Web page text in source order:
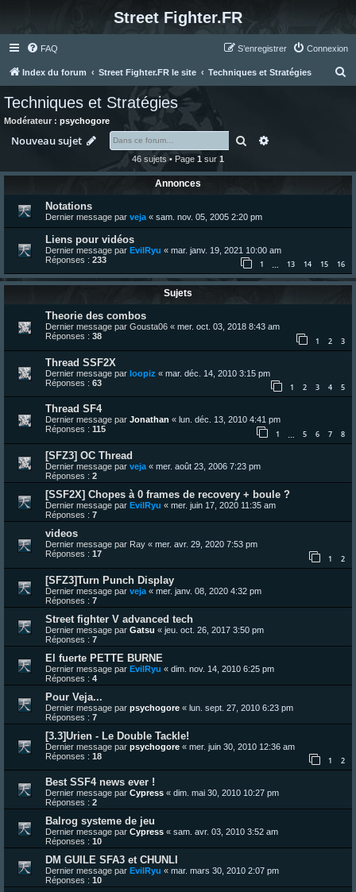
Street Fighter.FR
FAQ Connexion
S’enregistrer
Index du forum Street Fighter.FR le site Techniques et Stratégies
Techniques et Stratégies
Modérateur : psychogore
Nouveau sujet Rechercher
46 sujets • Page 1 sur 1
Annonces
Notations
Dernier message par veja « sam. nov. 05, 2005 2:20 pm
Liens pour vidéos
Dernier message par EvilRyu « mar. janv. 19, 2021 10:00 am
Réponses : 233 1 13 14 15 16
Sujets
Theorie des combos
Dernier message par Gousta06 « mer. oct. 03, 2018 8:43 am
Réponses : 38 1 2 3
Thread SSF2X
Dernier message par loopiz « mar. déc. 14, 2010 3:15 pm
Réponses : 63 1 2 3 4 5
Thread SF4
Dernier message par Jonathan « lun. déc. 13, 2010 4:41 pm
Réponses : 115 1 5 6 7 8
[SFZ3] OC Thread
Dernier message par veja « mer. août 23, 2006 7:23 pm
Réponses : 2
[SSF2X] Chopes à 0 frames de recovery + boule ?
Dernier message par EvilRyu « mer. juin 17, 2020 11:35 am
Réponses : 7
videos
Dernier message par Ray « mer. avr. 29, 2020 7:53 pm
Réponses : 17 1 2
[SFZ3]Turn Punch Display
Dernier message par veja « mer. janv. 08, 2020 4:32 pm
Réponses : 7
Street fighter V advanced tech
Dernier message par Gatsu « jeu. oct. 26, 2017 3:50 pm
Réponses : 7
El fuerte PETTE BURNE
Dernier message par EvilRyu « dim. nov. 14, 2010 6:25 pm
Réponses : 4
Pour Veja...
Dernier message par psychogore « lun. sept. 27, 2010 6:23 pm
Réponses : 7
[3.3]Urien - Le Double Tackle!
Dernier message par psychogore « mer. juin 30, 2010 12:36 am
Réponses : 18 1 2
Best SSF4 news ever !
Dernier message par Cypress « dim. mai 30, 2010 10:27 pm
Réponses : 2
Balrog systeme de jeu
Dernier message par Cypress « sam. avr. 03, 2010 3:52 am
Réponses : 10
DM GUILE SFA3 et CHUNLI
Dernier message par EvilRyu « mar. mars 30, 2010 2:07 pm
Réponses : 10